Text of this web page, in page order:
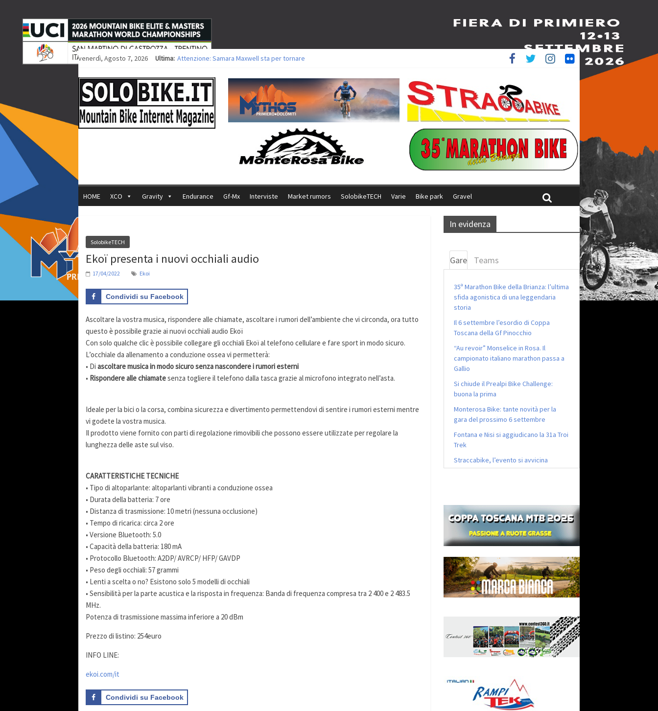
venerdì, Agosto 7, 2026 Ultima: Attenzione: Samara Maxwell sta per tornare
Europei XCO: vittorie per Ghibaudo, Grossmann e Gallis. Signorelli 5^ la migliore tra gli italiani
35ª Marathon Bike della Brianza: l’ultima sfida agonistica di una leggendaria storia
Europei MTB: il Team Relay firma il secondo argento azzurro a Monteceneri
HOME XCO Gravity Endurance Gf-Mx Interviste Market rumors SolobikeTECH Varie Bike park Gravel
SolobikeTECH
Ekoï presenta i nuovi occhiali audio
17/04/2022 Ekoi
Condividi su Facebook
Ascoltare la vostra musica, rispondere alle chiamate, ascoltare i rumori dell’ambiente che vi circonda, ora tutto
questo è possibile grazie ai nuovi occhiali audio Ekoï
Con solo qualche clic è possibile collegare gli occhiali Ekoï al telefono cellulare e fare sport in modo sicuro.
L’occhiale da allenamento a conduzione ossea vi permetterà:
• Di ascoltare musica in modo sicuro senza nascondere i rumori esterni
• Rispondere alle chiamatesenza togliere il telefono dalla tasca grazie al microfono integrato nell’asta.
Ideale per la bici o la corsa, combina sicurezza e divertimento permettendovi di sentire i rumori esterni mentre
vi godete la vostra musica.
Il prodotto viene fornito con parti di regolazione rimovibili che possono essere utilizzate per regolare la
lunghezza delle aste sul viso.
CARATTERISTICHE TECNICHE
• Tipo di altoparlante: altoparlanti vibranti a conduzione ossea
• Durata della batteria: 7 ore
• Distanza di trasmissione: 10 metri (nessuna occlusione)
• Tempo di ricarica: circa 2 ore
• Versione Bluetooth: 5.0
• Capacità della batteria: 180 mA
• Protocollo Bluetooth: A2DP/ AVRCP/ HFP/ GAVDP
• Peso degli occhiali: 57 grammi
• Lenti a scelta o no? Esistono solo 5 modelli di occhiali
• Sensibilità per la parte acustica e la risposta in frequenza: Banda di frequenza compresa tra 2 400 e 2 483.5
MHz.
Potenza di trasmissione massima inferiore a 20 dBm
Prezzo di listino: 254euro
INFO LINE:
ekoi.com/it
Condividi su Facebook
In evidenza
Gare Teams
35ª Marathon Bike della Brianza: l’ultima
sfida agonistica di una leggendaria
storia
Il 6 settembre l’esordio di Coppa
Toscana della Gf Pinocchio
“Au revoir” Monselice in Rosa. Il
campionato italiano marathon passa a
Gallio
Si chiude il Prealpi Bike Challenge:
buona la prima
Monterosa Bike: tante novità per la
gara del prossimo 6 settembre
Fontana e Nisi si aggiudicano la 31a Troi
Trek
Straccabike, l’evento si avvicina